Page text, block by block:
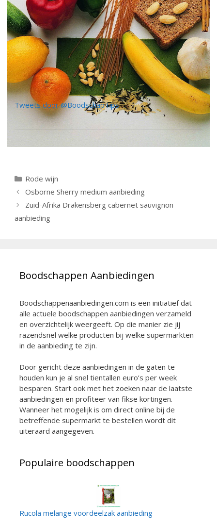
Tweets door @BoodschapTips
Categorieën
Rode wijn
Berichtnavigatie
Osborne Sherry medium aanbieding
Zuid-Afrika Drakensberg cabernet sauvignon
aanbieding
Boodschappen Aanbiedingen
Boodschappenaanbiedingen.com is een initiatief dat
alle actuele boodschappen aanbiedingen verzameld
en overzichtelijk weergeeft. Op die manier zie jij
razendsnel welke producten bij welke supermarkten
in de aanbieding te zijn.
Door gericht deze aanbiedingen in de gaten te
houden kun je al snel tientallen euro’s per week
besparen. Start ook met het zoeken naar de laatste
aanbiedingen en profiteer van fikse kortingen.
Wanneer het mogelijk is om direct online bij de
betreffende supermarkt te bestellen wordt dit
uiteraard aangegeven.
Populaire boodschappen
Rucola melange voordeelzak aanbieding